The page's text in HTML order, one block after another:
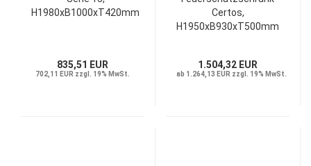
H1980xB1000xT420mm
835,51 EUR
702,11 EUR zzgl. 19% MwSt.
Certos,
H1950xB930xT500mm
1.504,32 EUR
ab 1.264,13 EUR zzgl. 19% MwSt.